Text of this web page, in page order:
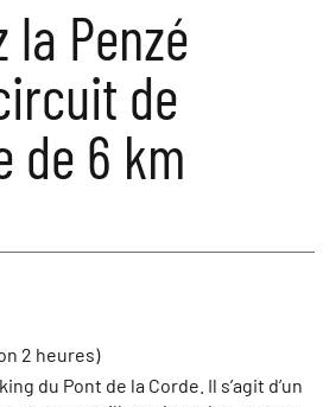
la Penzé
de
de 6 km
2 heures)
du Pont de la Corde. Il s’agit d’un